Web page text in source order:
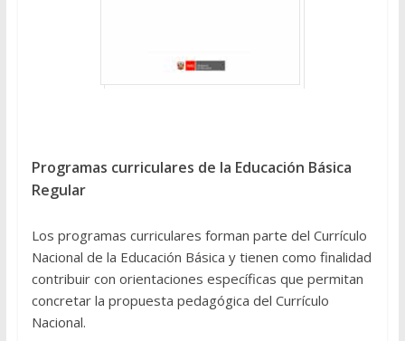
Programas curriculares de la Educación Básica
Regular
Los programas curriculares forman parte del Currículo
Nacional de la Educación Básica y tienen como finalidad
contribuir con orientaciones específicas que permitan
concretar la propuesta pedagógica del Currículo
Nacional.